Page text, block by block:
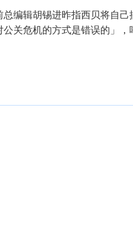
总编辑胡锡进昨指西贝将自
关危机的方式是错误的」，